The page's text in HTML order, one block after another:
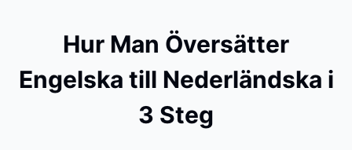
Hur Man Översätter
Engelska till Nederländska i
3 Steg